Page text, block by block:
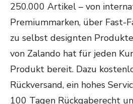
250.000 Artikel – von
Premiummarken, über Fast-
zu selbst designten
von Zalando hat für jeden
Produkt bereit. Dazu
Rückversand, ein hohes
100 Tagen Rückgaberecht